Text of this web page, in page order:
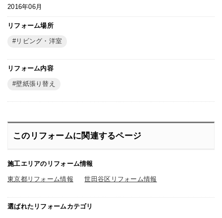
2016年06月
リフォーム場所
リビング・洋室
リフォーム内容
壁紙張り替え
このリフォームに関連するページ
施工エリアのリフォーム情報
東京都リフォーム情報 世田谷区リフォーム情報
選ばれたリフォームカテゴリ